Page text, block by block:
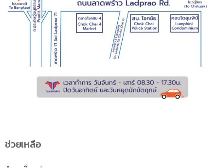
ช่วยเหลือ